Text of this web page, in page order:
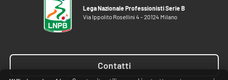
Lega Nazionale Professionisti Serie B
Via Ippolito Rosellini 4 - 20124 Milano
Contatti